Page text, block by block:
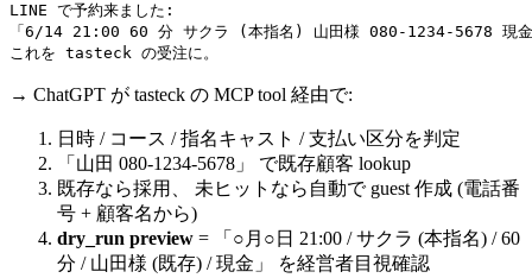
LINE で予約来ました:
「6/14 21:00 60 分 サクラ (本指名) 山田様 080-1234-5678 現
→ ChatGPT が tasteck の MCP tool 経由で:
日時 / コース / 指名キャスト / 支払い区分を判定
「山田 080-1234-5678」 で既存顧客 lookup
既存なら採用、 未ヒットなら自動で guest 作成 (電話番
号 + 顧客名から)
dry_run preview = 「○月○日 21:00 / サクラ (本指名) / 60
分 / 山田様 (既存) / 現金」 を経営者目視確認